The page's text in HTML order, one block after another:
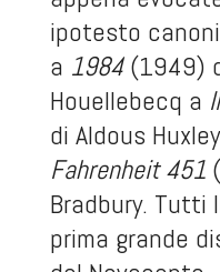
ipotesto
a 1984(1949)
Houellebecq a
di Aldous
Fahrenheit 451
Bradbury. Tutti
prima grande